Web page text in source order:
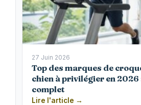
27 Juin 2026
Top des marques de
chien à privilégier en 2026
complet
Lire l'article →